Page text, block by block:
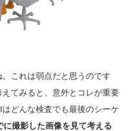
これは弱点だと思うのです
てみると、意外とコレが重要
どんな検査でも最後のシーケ
に撮影した画像を見て考える